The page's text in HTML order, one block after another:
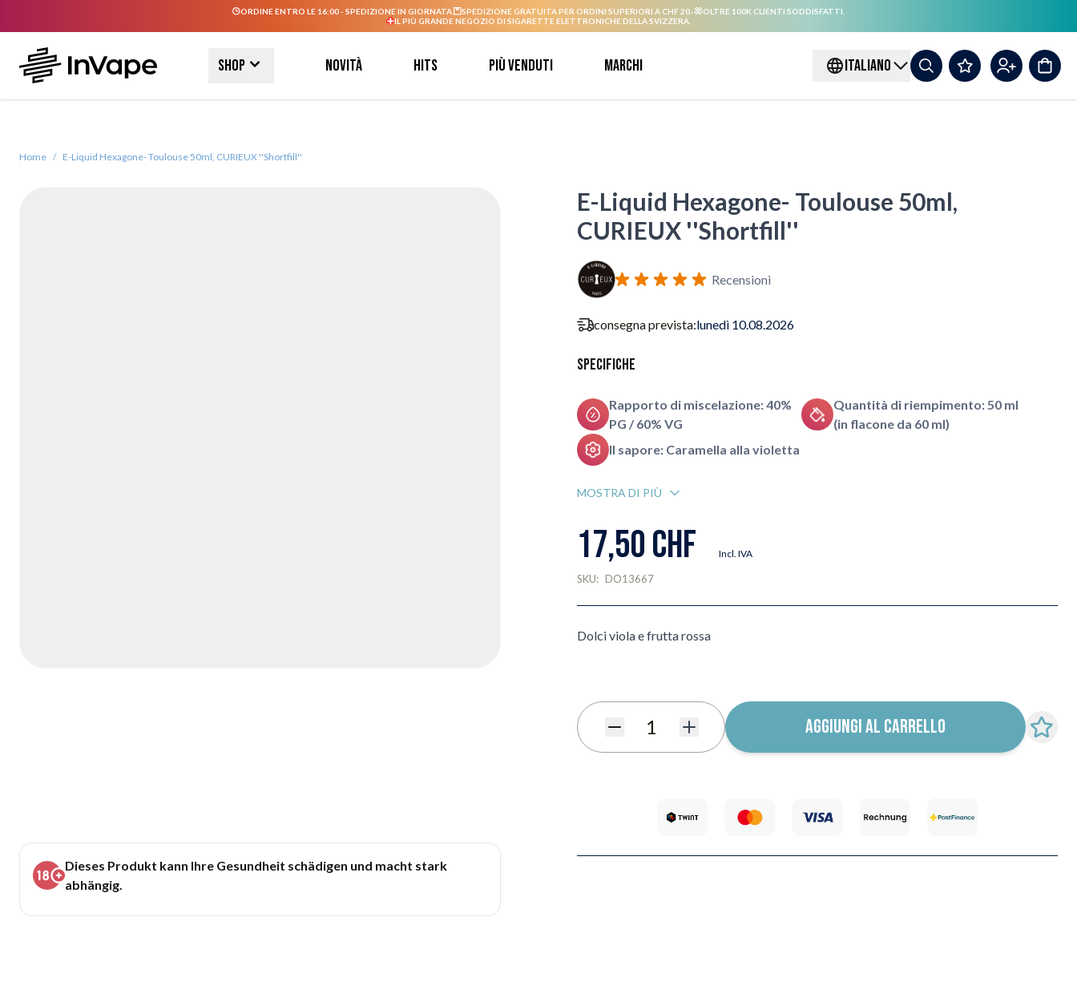
ORDINE ENTRO LE 16:00 - SPEDIZIONE IN GIORNATA. SPEDIZIONE GRATUITA PER ORDINI SUPERIORI A CHF 20.-
OLTRE 100K CLIENTI SODDISFATTI.
IL PIÙ GRANDE NEGOZIO DI SIGARETTE ELETTRONICHE DELLA SVIZZERA.
Shop Novità Hits Più venduti Marchi ITALIANO
Home / E-Liquid Hexagone- Toulouse 50ml, CURIEUX ''Shortfill''
Dieses Produkt kann Ihre Gesundheit schädigen und macht stark
abhängig.
E-Liquid Hexagone- Toulouse 50ml,
CURIEUX ''Shortfill''
Recensioni
consegna prevista:lunedì 10.08.2026
Specifiche
Rapporto di miscelazione: 40%
PG / 60% VG
Quantità di riempimento: 50 ml
(in flacone da 60 ml)
Il sapore: Caramella alla violetta
MOSTRA DI PIÙ
17,50 CHF Incl. IVA
SKU: DO13667
Dolci viola e frutta rossa
Quantità AGGIUNGI AL CARRELLO